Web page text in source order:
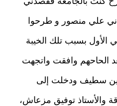
علي منصور و طرحوا
بسبب تلك الخيبة
الحاحهم وافقت واتجهت
سطيف ودخلت إلى
والأستاذ توفيق مزعاش،